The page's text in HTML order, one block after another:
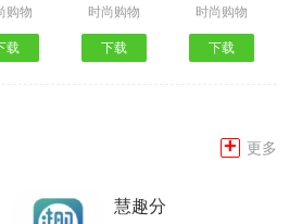
购物
载
时尚购物
下载
时尚购物
下载
+ 更多
慧趣分